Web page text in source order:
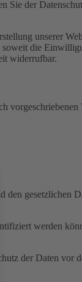
Sie der
unserer
die
widerrufbar.
vorgeschriebenen
den gesetzlichen
werden
der Daten vor